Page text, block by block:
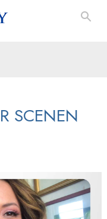
SCENEN